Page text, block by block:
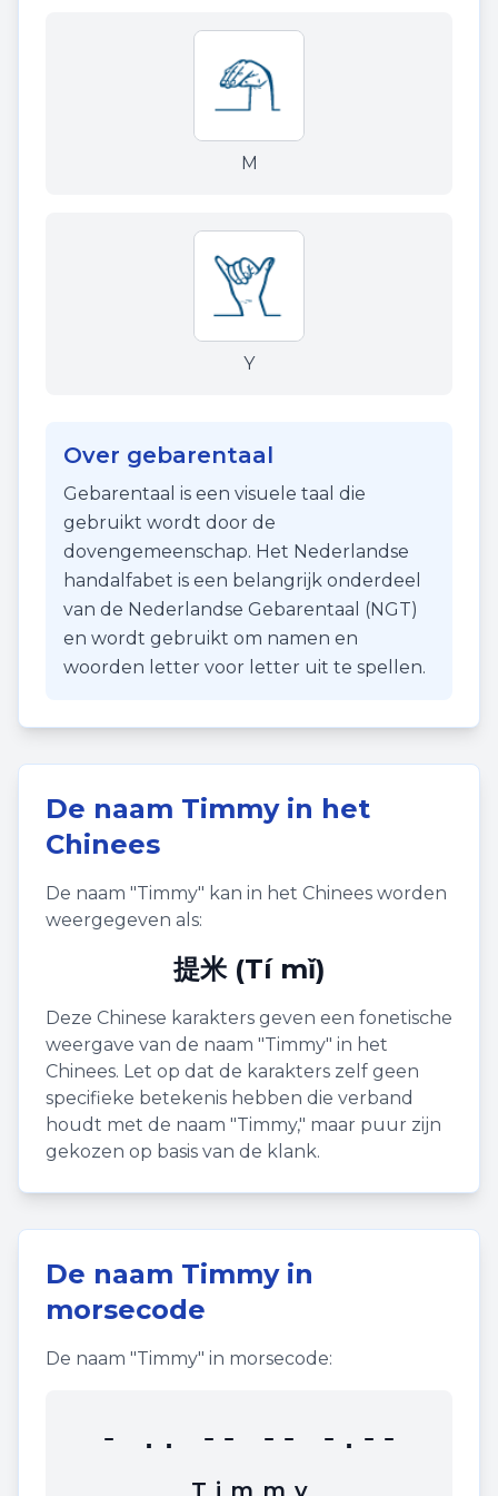
M
Y
Over gebarentaal
Gebarentaal is een visuele taal die
gebruikt wordt door de
dovengemeenschap. Het Nederlandse
handalfabet is een belangrijk onderdeel
van de Nederlandse Gebarentaal (NGT)
en wordt gebruikt om namen en
woorden letter voor letter uit te spellen.
De naam Timmyin het
Chinees
De naam "Timmy" kan in het Chinees worden
weergegeven als:
提米 (Tí mǐ)
Deze Chinese karakters geven een fonetische
weergave van de naam "Timmy" in het
Chinees. Let op dat de karakters zelf geen
specifieke betekenis hebben die verband
houdt met de naam "Timmy," maar puur zijn
gekozen op basis van de klank.
De naam Timmyin
morsecode
De naam "Timmy" in morsecode:
- .. -- -- -.--
T i m m y